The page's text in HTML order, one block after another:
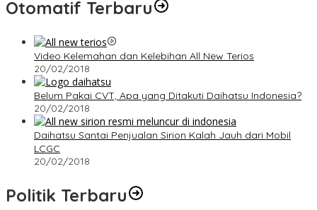
Otomatif Terbaru
Video Kelemahan dan Kelebihan All New Terios
20/02/2018
Belum Pakai CVT, Apa yang Ditakuti Daihatsu Indonesia?
20/02/2018
Daihatsu Santai Penjualan Sirion Kalah Jauh dari Mobil
LCGC
20/02/2018
Politik Terbaru